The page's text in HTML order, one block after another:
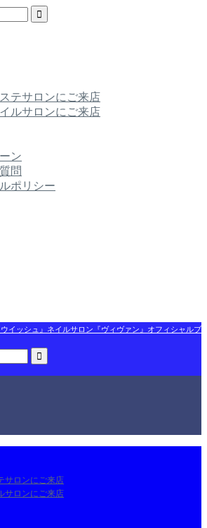
テサロンにご来店
ルサロンにご来店
ン
問
ポリシー
イッシュ』ネイルサロン『ヴィヴァン』オフィシャルブ
サロンにご来店
サロンにご来店